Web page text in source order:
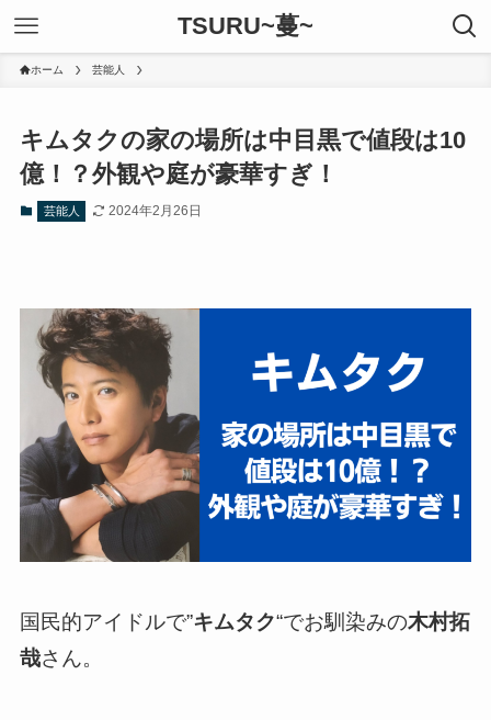
TSURU~蔓~
ホーム 芸能人
キムタクの家の場所は中目黒で値段は10
億！？外観や庭が豪華すぎ！
芸能人 2024年2月26日
国民的アイドルで”キムタク“でお馴染みの木村拓
哉さん。